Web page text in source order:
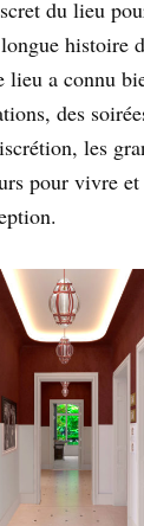
du lieu
histoire
a connu
des
les
pour vivre et